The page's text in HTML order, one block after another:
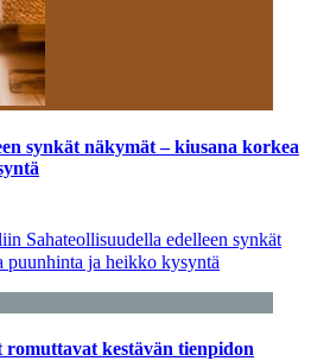
synkät näkymät – kiusana korkea
Sahateollisuudella edelleen synkät
puunhinta ja heikko kysyntä
kestävän tienpidon